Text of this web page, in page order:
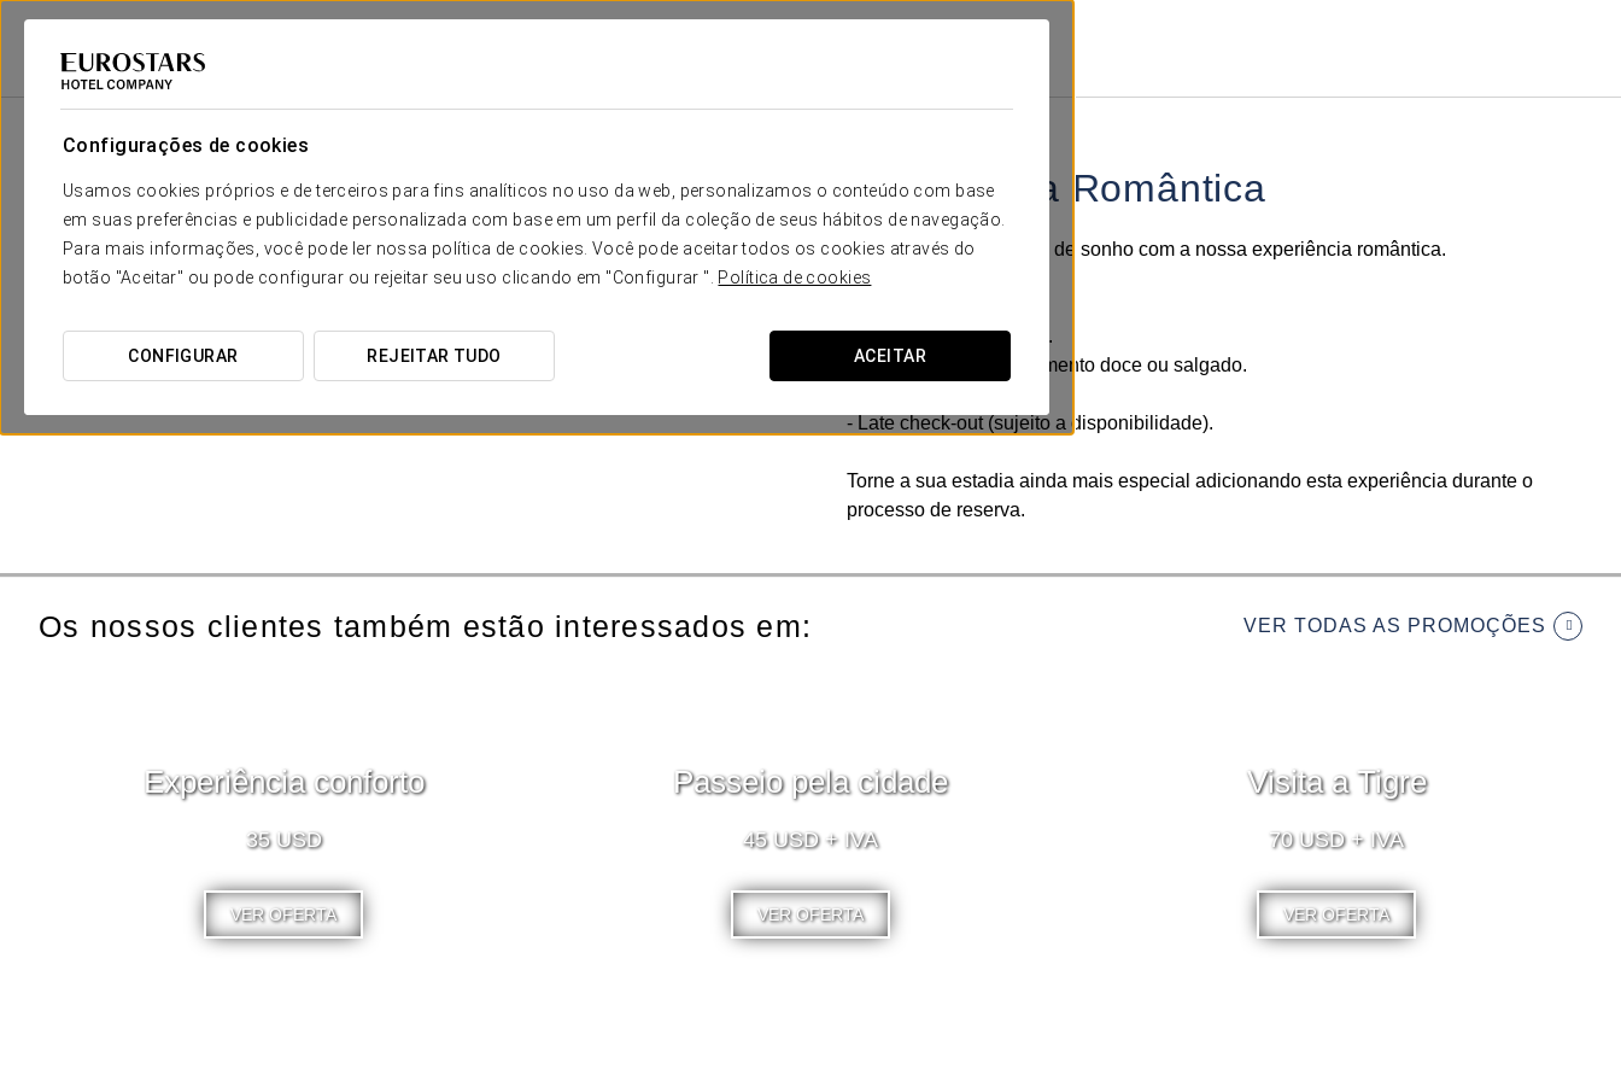
Configurações de cookies
Usamos cookies próprios e de terceiros para fins analíticos no uso da web, personalizamos o conteúdo com base
em suas preferências e publicidade personalizada com base em um perfil da coleção de seus hábitos de navegação.
Para mais informações, você pode ler nossa política de cookies. Você pode aceitar todos os cookies através do
botão "Aceitar" ou pode configurar ou rejeitar seu uso clicando em "Configurar ". Política de cookies
CONFIGURAR REJEITAR TUDO ACEITAR
Eurostars Hotel Company
Experiência Romântica
Desfrute de umas férias de sonho com a nossa experiência romântica.
- Garrafa de espumante.
- Pequeno acompanhamento doce ou salgado.
- Late check-out (sujeito a disponibilidade).
Torne a sua estadia ainda mais especial adicionando esta experiência durante o
processo de reserva.
Os nossos clientes também estão interessados em: VER TODAS AS PROMOÇÕES
Experiência conforto
35 USD
VER OFERTA
Passeio pela cidade
45 USD + IVA
VER OFERTA
Visita a Tigre
70 USD + IVA
VER OFERTA